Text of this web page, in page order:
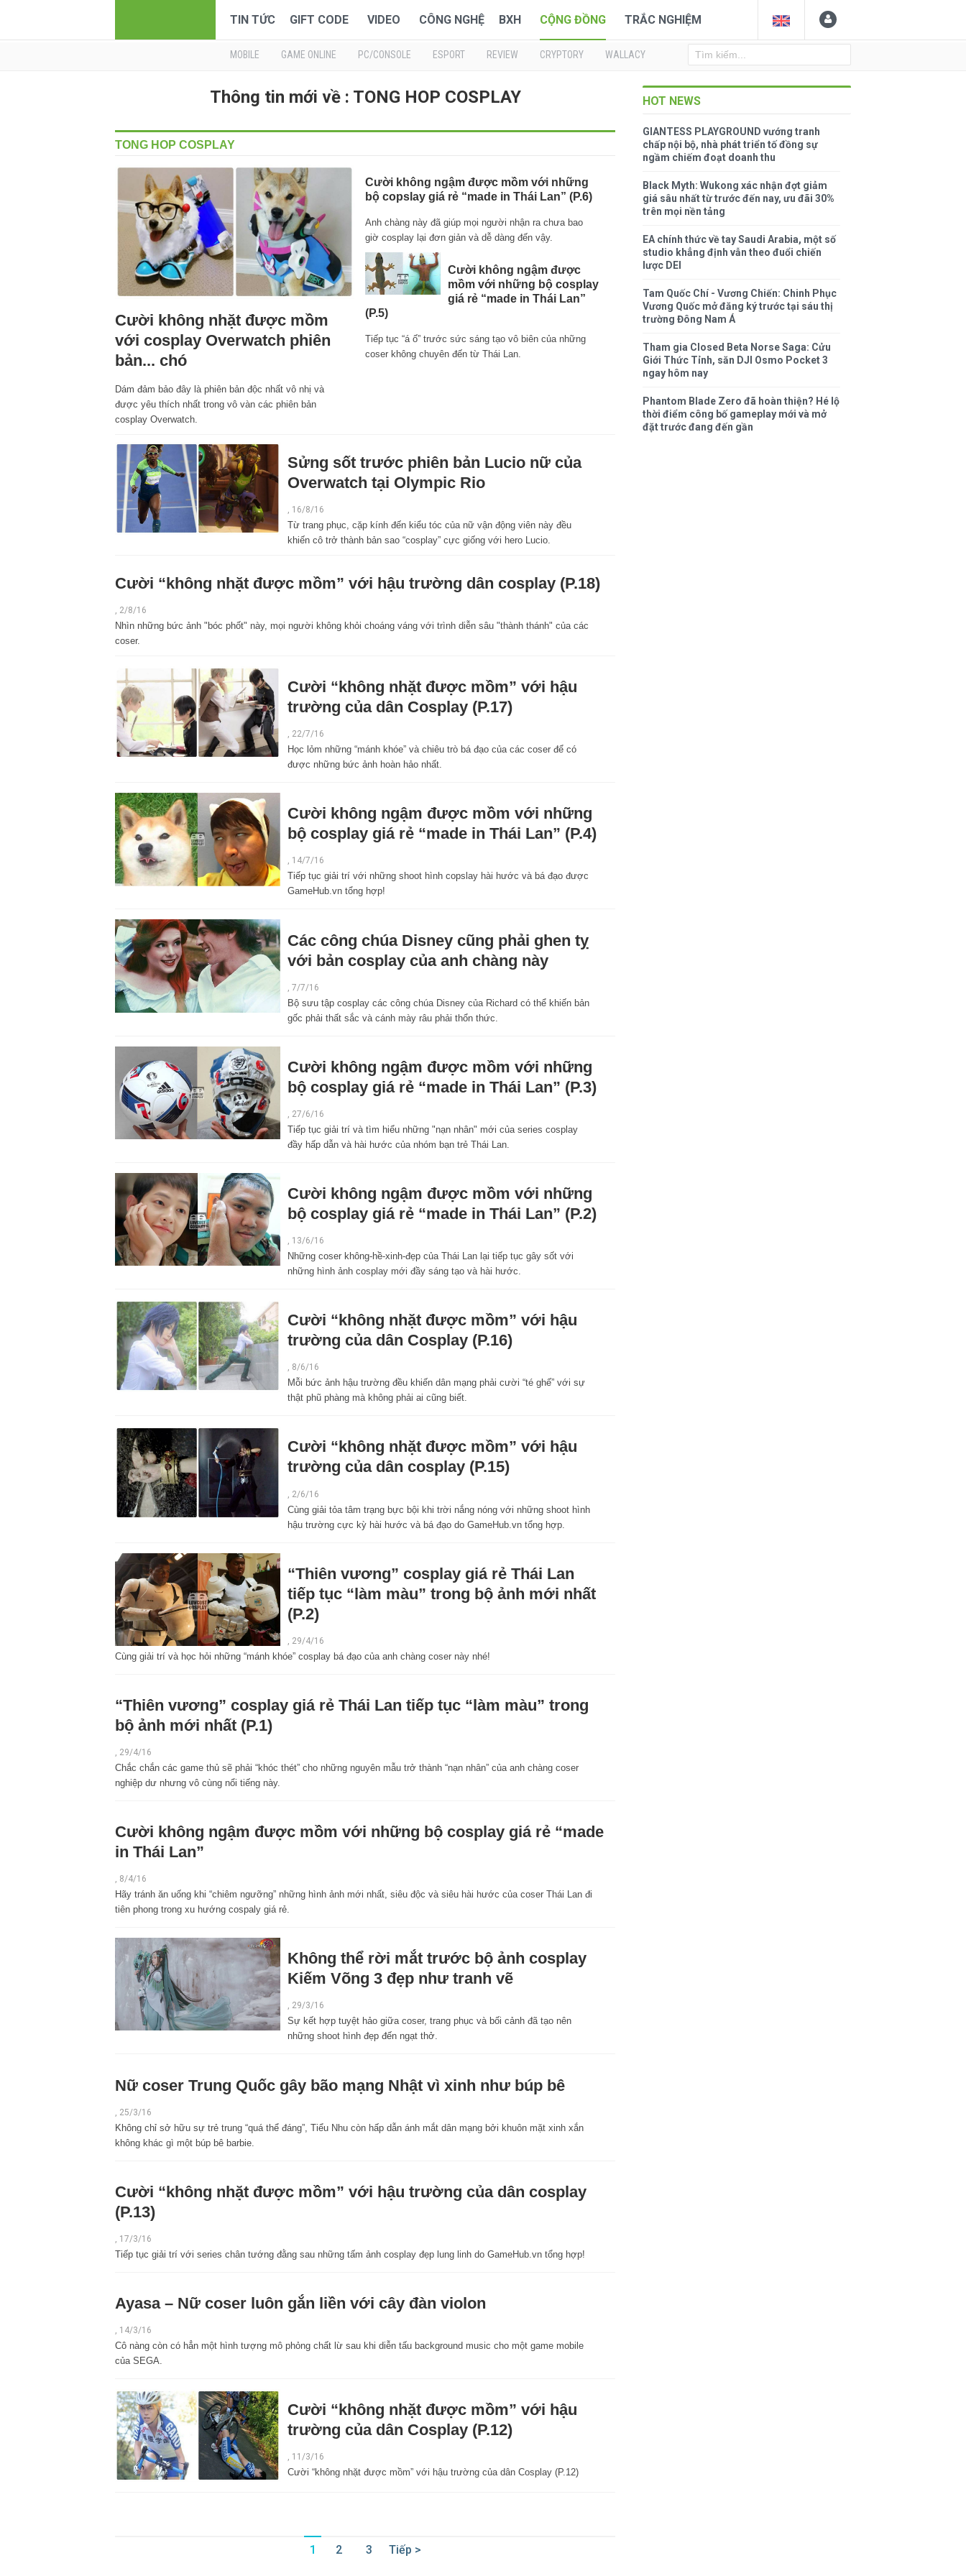
TIN TỨC GIFT CODE VIDEO CÔNG NGHỆ BXH CỘNG ĐỒNG TRẮC NGHIỆM
MOBILE GAME ONLINE PC/CONSOLE ESPORT REVIEW CRYPTORY WALLACY
Thông tin mới về : TONG HOP COSPLAY
TONG HOP COSPLAY
Cười không nhặt được mồm
với cosplay Overwatch phiên
bản... chó
Dám đảm bảo đây là phiên bản độc nhất vô nhị và
được yêu thích nhất trong vô vàn các phiên bản
cosplay Overwatch.
Cười không ngậm được mồm với những
bộ copslay giá rẻ “made in Thái Lan” (P.6)
Anh chàng này đã giúp mọi người nhận ra chưa bao
giờ cosplay lại đơn giản và dễ dàng đến vậy.
Cười không ngậm được
mồm với những bộ cosplay
giá rẻ “made in Thái Lan”
(P.5)
Tiếp tục “á ố” trước sức sáng tạo vô biên của những
coser không chuyên đến từ Thái Lan.
Sửng sốt trước phiên bản Lucio nữ của
Overwatch tại Olympic Rio
, 16/8/16
Từ trang phục, cặp kính đến kiểu tóc của nữ vận động viên này đều
khiến cô trở thành bản sao “cosplay” cực giống với hero Lucio.
Cười “không nhặt được mồm” với hậu trường dân cosplay (P.18)
, 2/8/16
Nhìn những bức ảnh "bóc phốt" này, mọi người không khỏi choáng váng với trình diễn sâu "thành thánh" của các
coser.
Cười “không nhặt được mồm” với hậu
trường của dân Cosplay (P.17)
, 22/7/16
Học lỏm những “mánh khóe” và chiêu trò bá đạo của các coser để có
được những bức ảnh hoàn hảo nhất.
Cười không ngậm được mồm với những
bộ cosplay giá rẻ “made in Thái Lan” (P.4)
, 14/7/16
Tiếp tục giải trí với những shoot hình copslay hài hước và bá đạo được
GameHub.vn tổng hợp!
Các công chúa Disney cũng phải ghen tỵ
với bản cosplay của anh chàng này
7/7/16
Bộ sưu tập cosplay các công chúa Disney của Richard có thể khiến bản
gốc phải thất sắc và cánh mày râu phải thổn thức.
Cười không ngậm được mồm với những
bộ cosplay giá rẻ “made in Thái Lan” (P.3)
, 27/6/16
Tiếp tục giải trí và tìm hiểu những "nạn nhân" mới của series cosplay
đầy hấp dẫn và hài hước của nhóm bạn trẻ Thái Lan.
Cười không ngậm được mồm với những
bộ cosplay giá rẻ “made in Thái Lan” (P.2)
, 13/6/16
Những coser không-hề-xinh-đẹp của Thái Lan lại tiếp tục gây sốt với
những hình ảnh cosplay mới đầy sáng tạo và hài hước.
Cười “không nhặt được mồm” với hậu
trường của dân Cosplay (P.16)
, 8/6/16
Mỗi bức ảnh hậu trường đều khiến dân mạng phải cười “té ghế” với sự
thật phũ phàng mà không phải ai cũng biết.
Cười “không nhặt được mồm” với hậu
trường của dân cosplay (P.15)
2/6/16
Cùng giải tỏa tâm trạng bực bội khi trời nắng nóng với những shoot hình
hậu trường cực kỳ hài hước và bá đạo do GameHub.vn tổng hợp.
“Thiên vương” cosplay giá rẻ Thái Lan
tiếp tục “làm màu” trong bộ ảnh mới nhất
(P.2)
29/4/16
Cùng giải trí và học hỏi những “mánh khóe” cosplay bá đạo của anh chàng coser này nhé!
“Thiên vương” cosplay giá rẻ Thái Lan tiếp tục “làm màu” trong
bộ ảnh mới nhất (P.1)
, 29/4/16
Chắc chắn các game thủ sẽ phải “khóc thét” cho những nguyên mẫu trở thành “nạn nhân” của anh chàng coser
nghiệp dư nhưng vô cùng nổi tiếng này.
Cười không ngậm được mồm với những bộ cosplay giá rẻ “made
in Thái Lan”
, 8/4/16
Hãy tránh ăn uống khi “chiêm ngưỡng” những hình ảnh mới nhất, siêu độc và siêu hài hước của coser Thái Lan đi
tiên phong trong xu hướng cospaly giá rẻ.
Không thể rời mắt trước bộ ảnh cosplay
Kiếm Võng 3 đẹp như tranh vẽ
, 29/3/16
Sự kết hợp tuyệt hảo giữa coser, trang phục và bối cảnh đã tạo nên
những shoot hình đẹp đến ngạt thở.
Nữ coser Trung Quốc gây bão mạng Nhật vì xinh như búp bê
25/3/16
Không chỉ sở hữu sự trẻ trung “quá thể đáng”, Tiểu Nhu còn hấp dẫn ánh mắt dân mạng bởi khuôn mặt xinh xắn
không khác gì một búp bê barbie.
Cười “không nhặt được mồm” với hậu trường của dân cosplay
(P.13)
, 17/3/16
Tiếp tục giải trí với series chân tướng đằng sau những tấm ảnh cosplay đẹp lung linh do GameHub.vn tổng hợp!
Ayasa – Nữ coser luôn gắn liền với cây đàn violon
, 14/3/16
Cô nàng còn có hẳn một hình tượng mô phỏng chất lừ sau khi diễn tấu background music cho một game mobile
của SEGA.
Cười “không nhặt được mồm” với hậu
trường của dân Cosplay (P.12)
, 11/3/16
Cười “không nhặt được mồm” với hậu trường của dân Cosplay (P.12)
1 2 3 Tiếp >
HOT NEWS
GIANTESS PLAYGROUND vướng tranh
chấp nội bộ, nhà phát triển tố đồng sự
ngầm chiếm đoạt doanh thu
Black Myth: Wukong xác nhận đợt giảm
giá sâu nhất từ trước đến nay, ưu đãi 30%
trên mọi nền tảng
EA chính thức về tay Saudi Arabia, một số
studio khẳng định vẫn theo đuổi chiến
lược DEI
Tam Quốc Chí - Vương Chiến: Chinh Phục
Vương Quốc mở đăng ký trước tại sáu thị
trường Đông Nam Á
Tham gia Closed Beta Norse Saga: Cửu
Giới Thức Tỉnh, săn DJI Osmo Pocket 3
ngay hôm nay
Phantom Blade Zero đã hoàn thiện? Hé lộ
thời điểm công bố gameplay mới và mở
đặt trước đang đến gần